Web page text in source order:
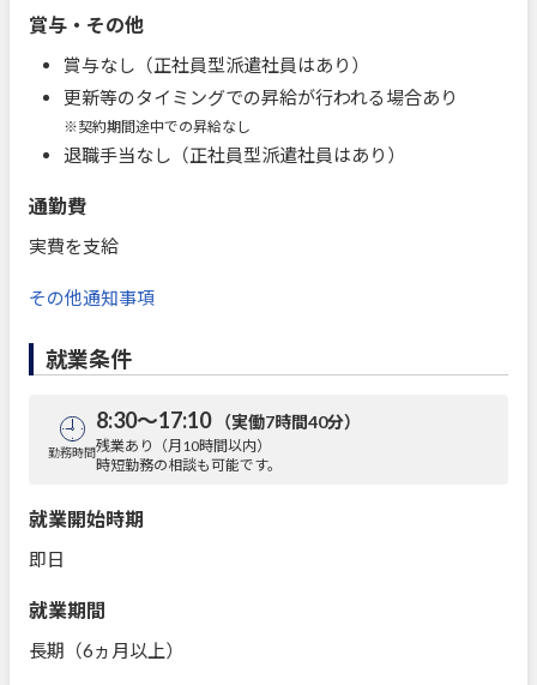
賞与・その他
賞与なし（正社員型派遣社員はあり）
更新等のタイミングでの昇給が行われる場合あり
※契約期間途中での昇給なし
退職手当なし（正社員型派遣社員はあり）
通勤費
実費を支給
その他通知事項
就業条件
勤務時間
8:30～17:10 （実働7時間40分）
残業あり（月10時間以内）
時短勤務の相談も可能です。
就業開始時期
即日
就業期間
長期（6ヵ月以上）